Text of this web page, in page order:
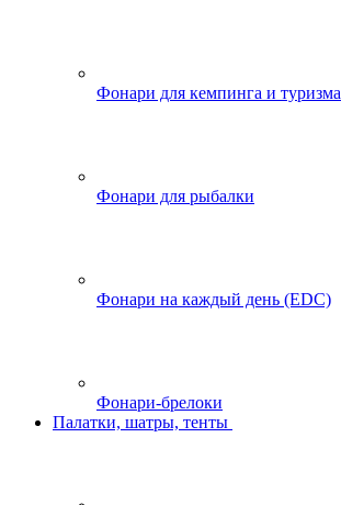
Фонари для кемпинга и туризма
Фонари для рыбалки
Фонари на каждый день (EDC)
Фонари-брелоки
Палатки, шатры, тенты